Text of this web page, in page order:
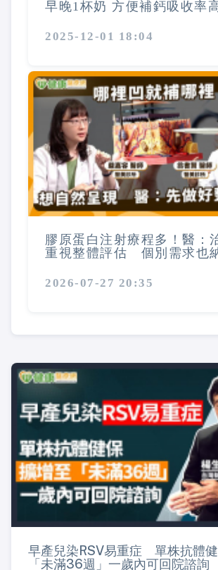
早晚1杯奶 方便補鈣吸收率
2025-12-01 18:04
膠原蛋白注射療程多！醫：
重視整體評估 個別需求也
2026-07-27 20:35
早產兒染RSV易重症 單株抗體
「未滿36週」一歲內可回院諮詢